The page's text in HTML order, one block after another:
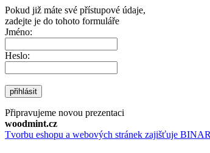
Pokud již máte své přístupové údaje,
zadejte je do tohoto formuláře
Jméno:
Heslo:
přihlásit
Připravujeme novou prezentaci
woodmint.cz
Tvorbu eshopu a webových stránek zajišťuje